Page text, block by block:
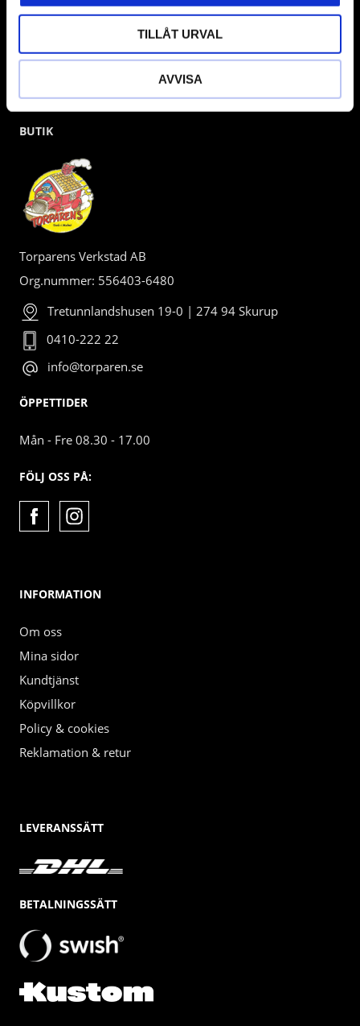
TILLÅT URVAL
AVVISA
BUTIK
Torparens Verkstad AB
Org.nummer: 556403-6480
Tretunnlandshusen 19-0 | 274 94 Skurup
0410-222 22
info@torparen.se
ÖPPETTIDER
Mån - Fre 08.30 - 17.00
FÖLJ OSS PÅ:
INFORMATION
Om oss
Mina sidor
Kundtjänst
Köpvillkor
Policy & cookies
Reklamation & retur
LEVERANSSÄTT
BETALNINGSSÄTT